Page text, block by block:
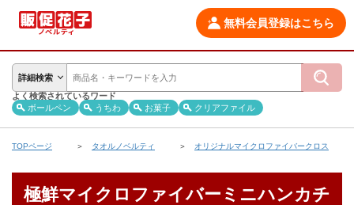
無料会員登録はこちら
詳細検索
よく検索されているワード
ボールペン
うちわ お菓子 クリアファイル
TOPページ タオルノベルティ オリジナルマイクロファイバークロス
極鮮マイクロファイバーミニハンカチ